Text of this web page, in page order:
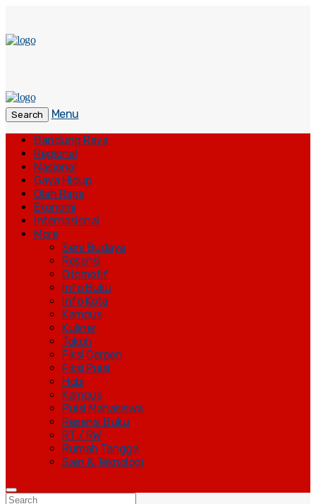
Search
Menu
Bandung Raya
Regional
Nasional
Gaya Hidup
Olah Raga
Ekonomi
Internasional
More
Seni Budaya
Resensi
Otomotif
Info Buku
Info Kota
Kampus
Kuliner
Tokoh
Fiksi Cerpen
Fiksi Puisi
Hobi
Kampus
Puisi Mahasiswa
Resensi Buku
RT / RW
Rumah Tangga
Sain & Teknologi